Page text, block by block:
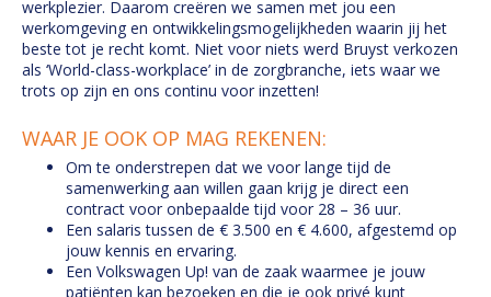
werkplezier. Daarom creëren we samen met jou een
werkomgeving en ontwikkelingsmogelijkheden waarin jij het
beste tot je recht komt. Niet voor niets werd Bruyst verkozen
als ‘World-class-workplace’ in de zorgbranche, iets waar we
trots op zijn en ons continu voor inzetten!
WAAR JE OOK OP MAG REKENEN:
Om te onderstrepen dat we voor lange tijd de
samenwerking aan willen gaan krijg je direct een
contract voor onbepaalde tijd voor 28 – 36 uur.
Een salaris tussen de € 3.500 en € 4.600, afgestemd op
jouw kennis en ervaring.
Een Volkswagen Up! van de zaak waarmee je jouw
patiënten kan bezoeken en die je ook privé kunt